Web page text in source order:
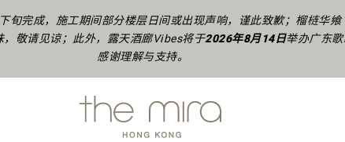
完成，施工期间部分楼层日间或出现声响，谨此致歉；榴梿华飨
敬请见谅；此外，露天酒廊Vibes将于2026年8月14日举办广东
感谢理解与支持。